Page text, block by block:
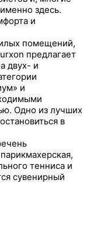
здесь.
и
помещений,
предлагает
двух- и
и
Одно из лучших
в
тенниса и
сувенирный